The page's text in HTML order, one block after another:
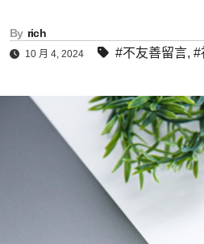
By rich
10 月 4, 2024 #不友善留言, #